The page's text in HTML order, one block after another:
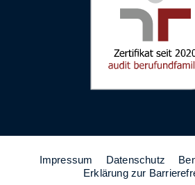
Impressum Datenschutz
Erklärung zur